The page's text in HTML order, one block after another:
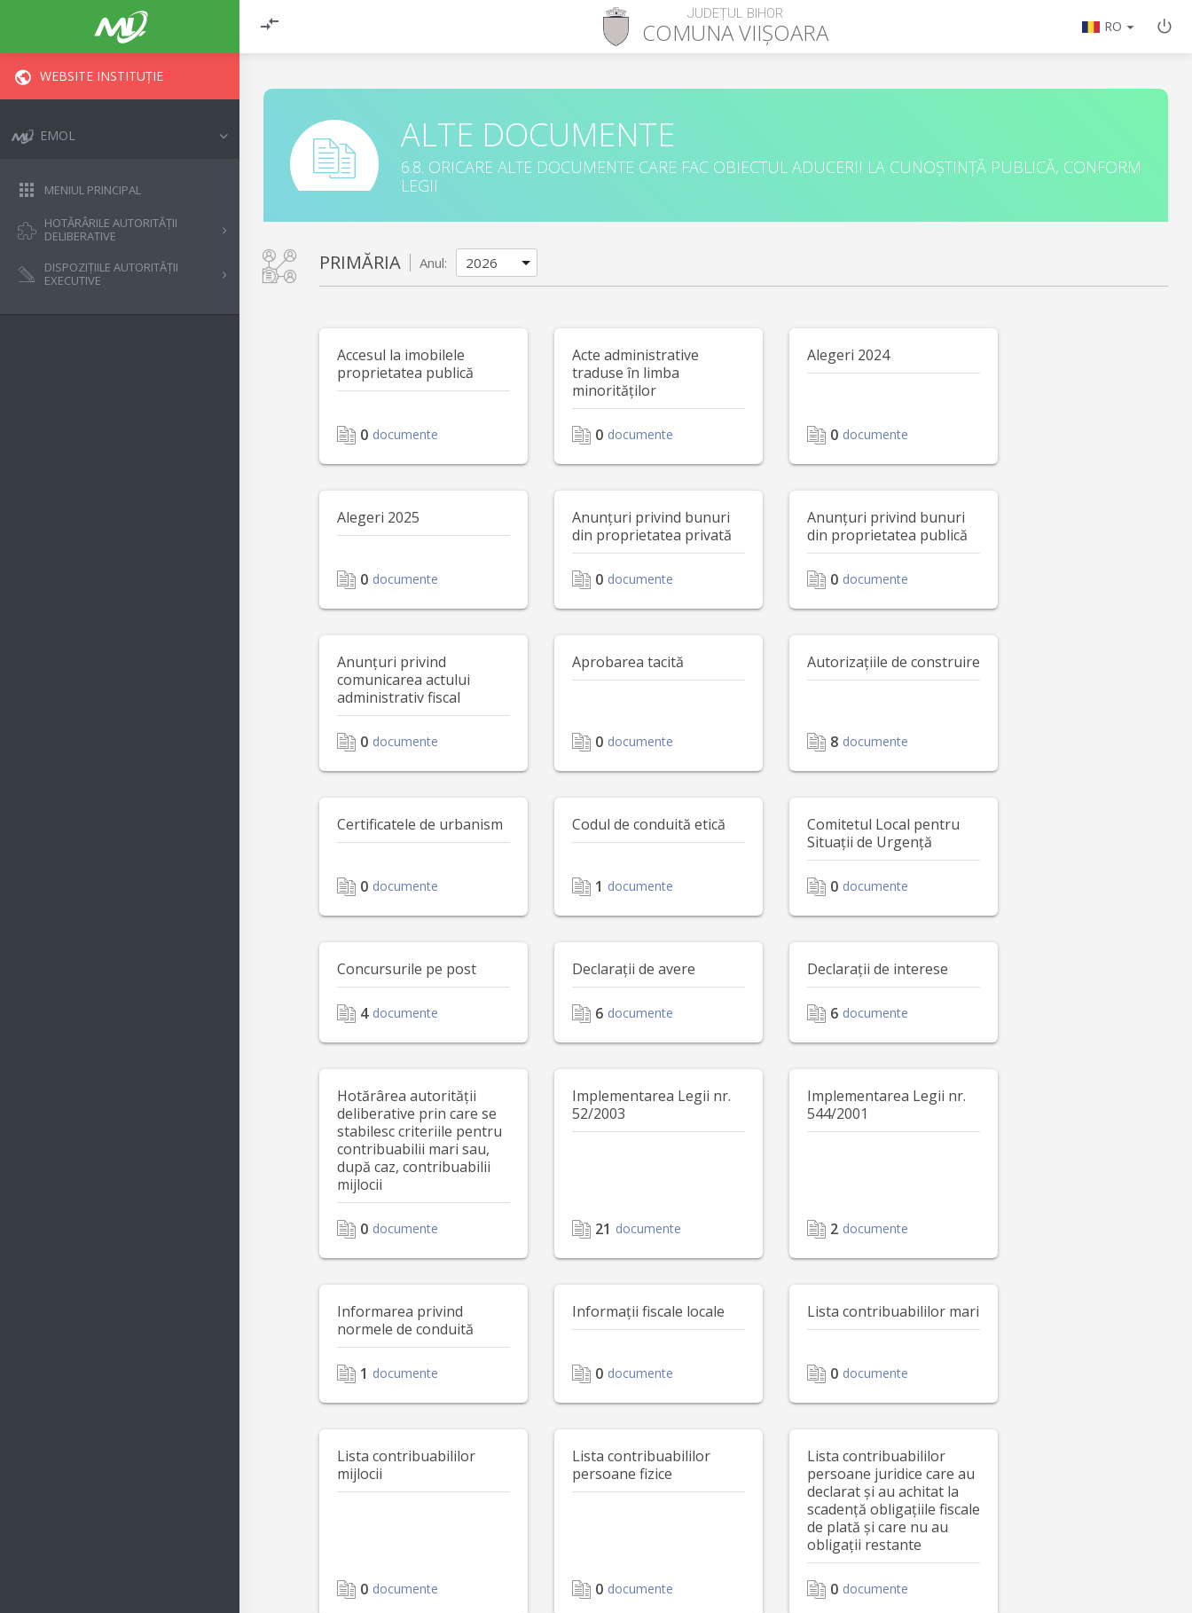
JUDEȚUL BIHOR
COMUNAVIIȘOARA RO
WEBSITE INSTITUȚIE
EMOL
MENIUL PRINCIPAL
HOTĂRÂRILE AUTORITĂȚII
DELIBERATIVE
DISPOZIȚIILE AUTORITĂȚII
EXECUTIVE
ALTE DOCUMENTE
6.8. ORICARE ALTE DOCUMENTE CARE FAC OBIECTUL ADUCERII LA CUNOȘTINȚĂ PUBLICĂ, CONFORM
LEGII
PRIMĂRIA Anul:
Accesul la imobilele
proprietatea publică
0 documente
Acte administrative
traduse în limba
minorităților
0 documente
Alegeri 2024
0 documente
Alegeri 2025
0 documente
Anunțuri privind bunuri
din proprietatea privată
0 documente
Anunțuri privind bunuri
din proprietatea publică
0 documente
Anunțuri privind
comunicarea actului
administrativ fiscal
0 documente
Aprobarea tacită
0 documente
Autorizațiile de construire
8 documente
Certificatele de urbanism
0 documente
Codul de conduită etică
1 documente
Comitetul Local pentru
Situații de Urgență
0 documente
Concursurile pe post
4 documente
Declarații de avere
6 documente
Declarații de interese
6 documente
Hotărârea autorității
deliberative prin care se
stabilesc criteriile pentru
contribuabilii mari sau,
după caz, contribuabilii
mijlocii
0 documente
Implementarea Legii nr.
52/2003
21 documente
Implementarea Legii nr.
544/2001
2 documente
Informarea privind
normele de conduită
1 documente
Informații fiscale locale
0 documente
Lista contribuabililor mari
0 documente
Lista contribuabililor
mijlocii
0 documente
Lista contribuabililor
persoane fizice
0 documente
Lista contribuabililor
persoane juridice care au
declarat și au achitat la
scadență obligațiile fiscale
de plată și care nu au
obligații restante
0 documente